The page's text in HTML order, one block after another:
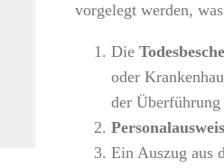
vorgelegt werden,
Die
oder
der
Personalausweis
Ein Auszug aus